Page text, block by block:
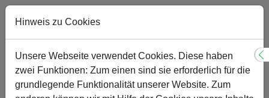
Sie sind hier:
Gymnasium
Schulprogramm
Unterrichtsfächer und Fachbereiche
MKB
Kunst
Digitale Kunstgallerie
Ich miste aus - Meine Tierplastik aus Müll (Kl. 6)
Hinweis zu Cookies
Unsere Webseite verwendet Cookies. Diese haben
zwei Funktionen: Zum einen sind sie erforderlich für die
grundlegende Funktionalität unserer Website. Zum